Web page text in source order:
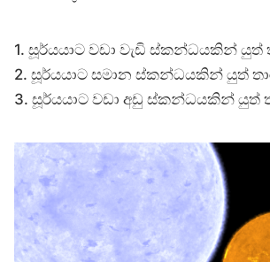
1. සූර්යයාට වඩා වැඩි ස්කන්ධයකින් යුත්
2. සූර්යයාට සමාන ස්කන්ධයකින් යුත්
3. සූර්යයාට වඩා අඩු ස්කන්ධයකින් යුත්